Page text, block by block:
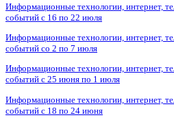
Информационные технологии, интернет,
событий с 16 по 22 июля
Информационные технологии, интернет,
событий со 2 по 7 июля
Информационные технологии, интернет,
событий с 25 июня по 1 июля
Информационные технологии, интернет,
событий с 18 по 24 июня